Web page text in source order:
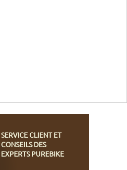
SERVICE CLIENT ET
CONSEILS DES
EXPERTS PUREBIKE